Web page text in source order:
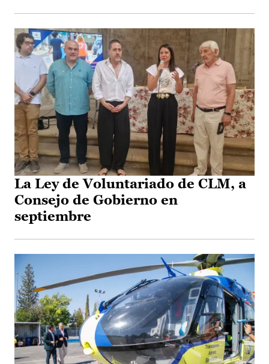
La Ley de Voluntariado de CLM, a
Consejo de Gobierno en
septiembre